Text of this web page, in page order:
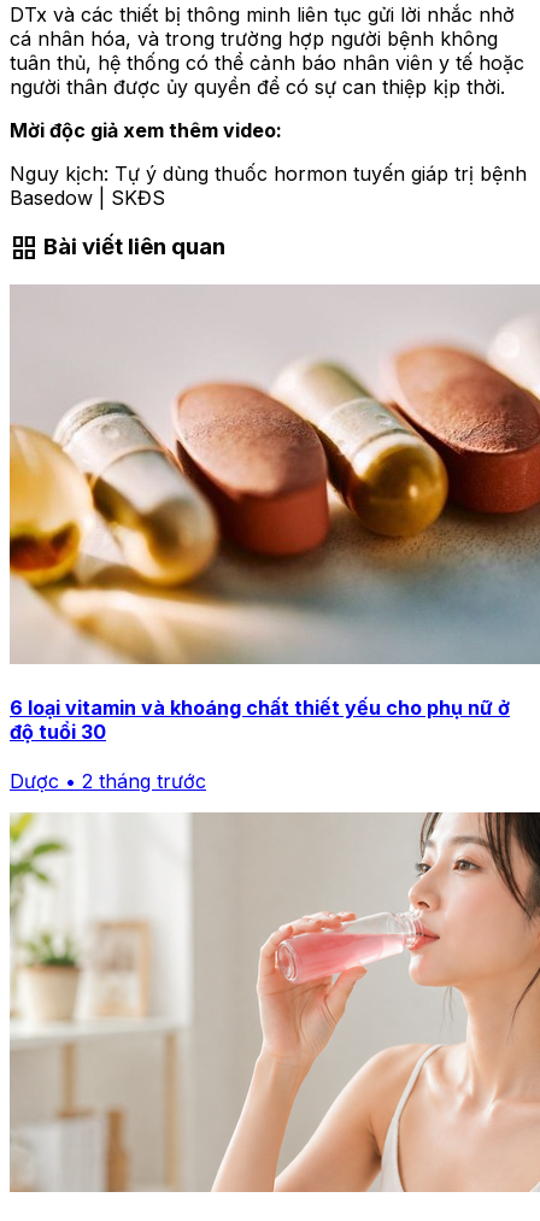
DTx và các thiết bị thông minh liên tục gửi lời nhắc nhở
cá nhân hóa, và trong trường hợp người bệnh không
tuân thủ, hệ thống có thể cảnh báo nhân viên y tế hoặc
người thân được ủy quyền để có sự can thiệp kịp thời.
Mời độc giả xem thêm video:
Nguy kịch: Tự ý dùng thuốc hormon tuyến giáp trị bệnh
Basedow | SKĐS
grid_view Bài viết liên quan
6 loại vitamin và khoáng chất thiết yếu cho phụ nữ ở
độ tuổi 30
Dược • 2 tháng trước